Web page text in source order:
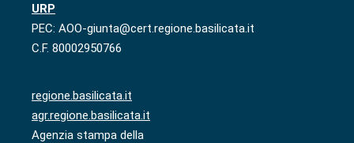
URP
PEC: AOO-giunta@cert.regione.basilicata.it
C.F. 80002950766
regione.basilicata.it
agr.regione.basilicata.it
Agenzia stampa della